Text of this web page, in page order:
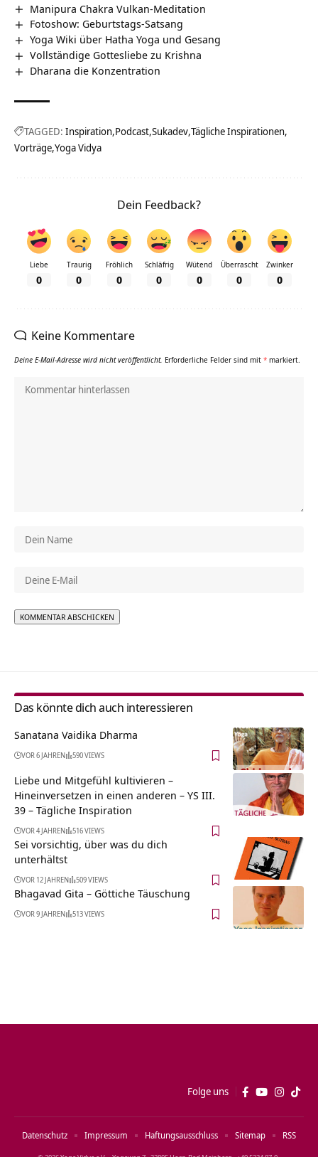
Manipura Chakra Vulkan-Meditation
Fotoshow: Geburtstags-Satsang
Yoga Wiki über Hatha Yoga und Gesang
Vollständige Gottesliebe zu Krishna
Dharana die Konzentration
TAGGED: Inspiration Podcast Sukadev Tägliche Inspirationen
Vorträge Yoga Vidya
Dein Feedback?
Liebe
0
Traurig
0
Fröhlich
0
Schläfrig
0
Wütend
0
Überrascht
0
Zwinker
0
Keine Kommentare
Deine E-Mail-Adresse wird nicht veröffentlicht. Erforderliche Felder sind mit * markiert.
Das könnte dich auch interessieren
Sanatana Vaidika Dharma
VOR 6 JAHREN 590 VIEWS
Liebe und Mitgefühl kultivieren –
Hineinversetzen in einen anderen – YS III.
39 – Tägliche Inspiration
VOR 4 JAHREN 516 VIEWS
Sei vorsichtig, über was du dich
unterhältst
VOR 12 JAHREN 509 VIEWS
Bhagavad Gita – Göttiche Täuschung
VOR 9 JAHREN 513 VIEWS
Folge uns
Datenschutz Impressum Haftungsausschluss Sitemap RSS